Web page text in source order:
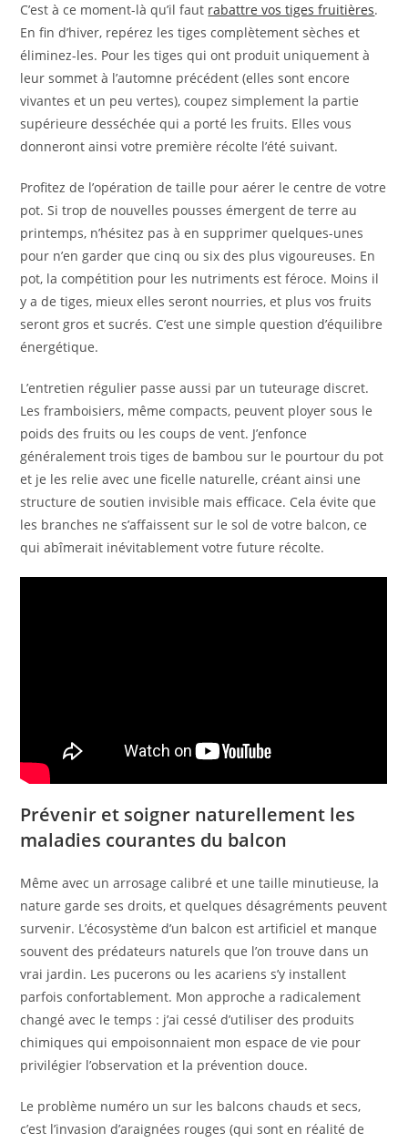
C’est à ce moment-là qu’il faut rabattre vos tiges fruitières.
En fin d’hiver, repérez les tiges complètement sèches et
éliminez-les. Pour les tiges qui ont produit uniquement à
leur sommet à l’automne précédent (elles sont encore
vivantes et un peu vertes), coupez simplement la partie
supérieure desséchée qui a porté les fruits. Elles vous
donneront ainsi votre première récolte l’été suivant.
Profitez de l’opération de taille pour aérer le centre de votre
pot. Si trop de nouvelles pousses émergent de terre au
printemps, n’hésitez pas à en supprimer quelques-unes
pour n’en garder que cinq ou six des plus vigoureuses. En
pot, la compétition pour les nutriments est féroce. Moins il
y a de tiges, mieux elles seront nourries, et plus vos fruits
seront gros et sucrés. C’est une simple question d’équilibre
énergétique.
L’entretien régulier passe aussi par un tuteurage discret.
Les framboisiers, même compacts, peuvent ployer sous le
poids des fruits ou les coups de vent. J’enfonce
généralement trois tiges de bambou sur le pourtour du pot
et je les relie avec une ficelle naturelle, créant ainsi une
structure de soutien invisible mais efficace. Cela évite que
les branches ne s’affaissent sur le sol de votre balcon, ce
qui abîmerait inévitablement votre future récolte.
Prévenir et soigner naturellement les
maladies courantes du balcon
Même avec un arrosage calibré et une taille minutieuse, la
nature garde ses droits, et quelques désagréments peuvent
survenir. L’écosystème d’un balcon est artificiel et manque
souvent des prédateurs naturels que l’on trouve dans un
vrai jardin. Les pucerons ou les acariens s’y installent
parfois confortablement. Mon approche a radicalement
changé avec le temps : j’ai cessé d’utiliser des produits
chimiques qui empoisonnaient mon espace de vie pour
privilégier l’observation et la prévention douce.
Le problème numéro un sur les balcons chauds et secs,
c’est l’invasion d’araignées rouges (qui sont en réalité de